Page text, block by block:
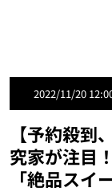
2022/11/20
【予約殺
究家が注目
「絶品スイ